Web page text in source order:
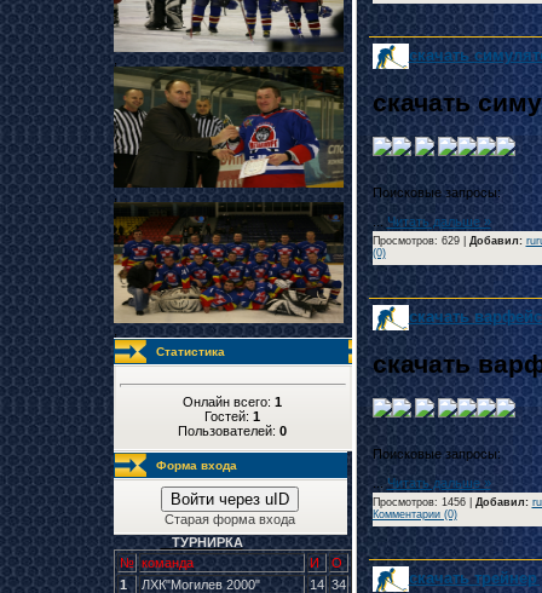
,
,
,
Статистика
Онлайн всего: 1
Гостей: 1
Пользователей: 0
Форма входа
Войти через uID
Старая форма входа
ТУРНИРКА
№ команда И
О
1
ЛХК"Могилев 2000" 14 34
скачать
скачать
Поисковые запросы:
... Читать дальше »
Просмотров: 629 | Добавил:
(0)
скачать
скачать
...Читать дальше »
Просмотров: 1456 | Добавил:
Комментарии (0)
скачать